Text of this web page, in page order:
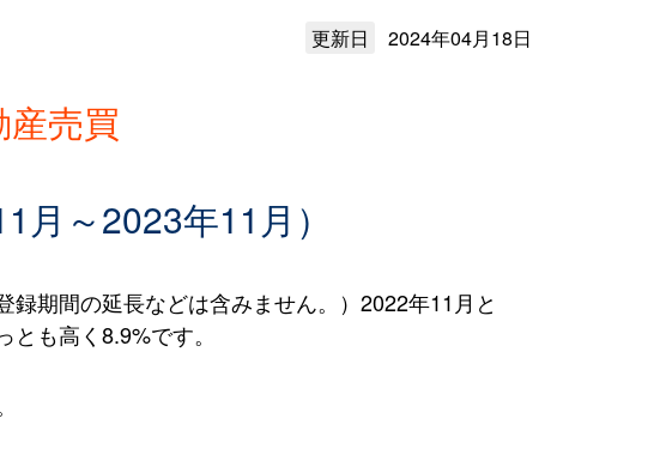
更新日 2024年04月18日
売買
～2023年11月）
期間の延長などは含みません。）2022年11月と
も高く8.9%です。